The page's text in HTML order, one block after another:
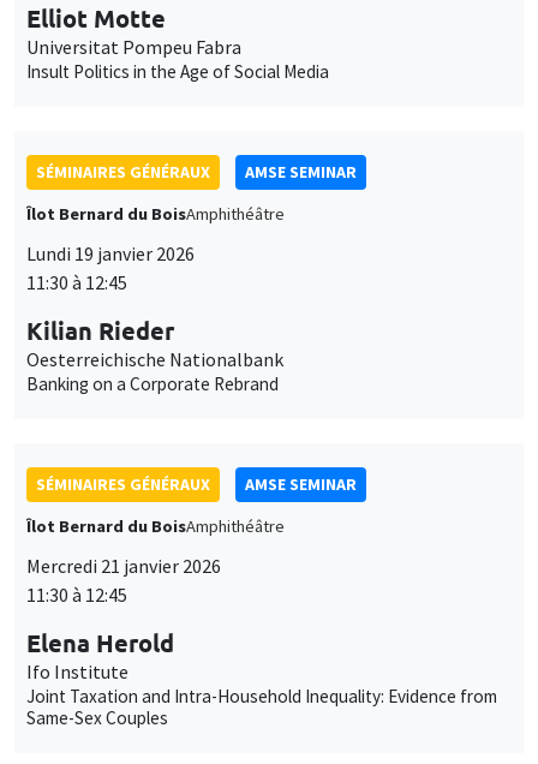
Elliot Motte
Universitat Pompeu Fabra
Insult Politics in the Age of Social Media
SÉMINAIRES GÉNÉRAUX
AMSE SEMINAR
Îlot Bernard du BoisAmphithéâtre
Lundi 19 janvier 2026
11:30 à 12:45
Kilian Rieder
Oesterreichische Nationalbank
Banking on a Corporate Rebrand
SÉMINAIRES GÉNÉRAUX
AMSE SEMINAR
Îlot Bernard du BoisAmphithéâtre
Mercredi 21 janvier 2026
11:30 à 12:45
Elena Herold
Ifo Institute
Joint Taxation and Intra-Household Inequality: Evidence from
Same-Sex Couples